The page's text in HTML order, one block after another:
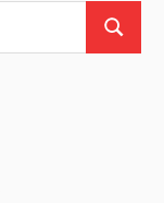
Suchen